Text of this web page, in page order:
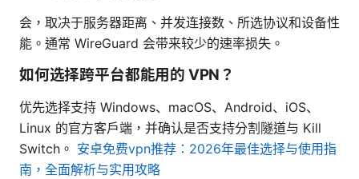
会，取决于服务器距离、并发连接数、所选协议和设备性
能。通常 WireGuard 会带来较少的速率损失。
如何选择跨平台都能用的 VPN？
优先选择支持 Windows、macOS、Android、iOS、
Linux 的官方客户端，并确认是否支持分割隧道与 Kill
Switch。 安卓免费vpn推荐：2026年最佳选择与使用指
南，全面解析与实用攻略